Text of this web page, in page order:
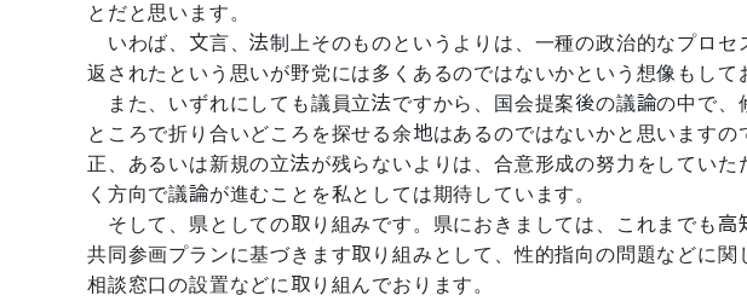
とだと思います。
いわば、文言、法制上そのものというよりは、一種の政治的なプロセ
返されたという思いが野党には多くあるのではないかという想像もして
また、いずれにしても議員立法ですから、国会提案後の議論の中で、
ところで折り合いどころを探せる余地はあるのではないかと思います
正、あるいは新規の立法が残らないよりは、合意形成の努力をしてい
く方向で議論が進むことを私としては期待しています。
そして、県としての取り組みです。県におきましては、これまでも高
共同参画プランに基づきます取り組みとして、性的指向の問題などに関
相談窓口の設置などに取り組んでおります。